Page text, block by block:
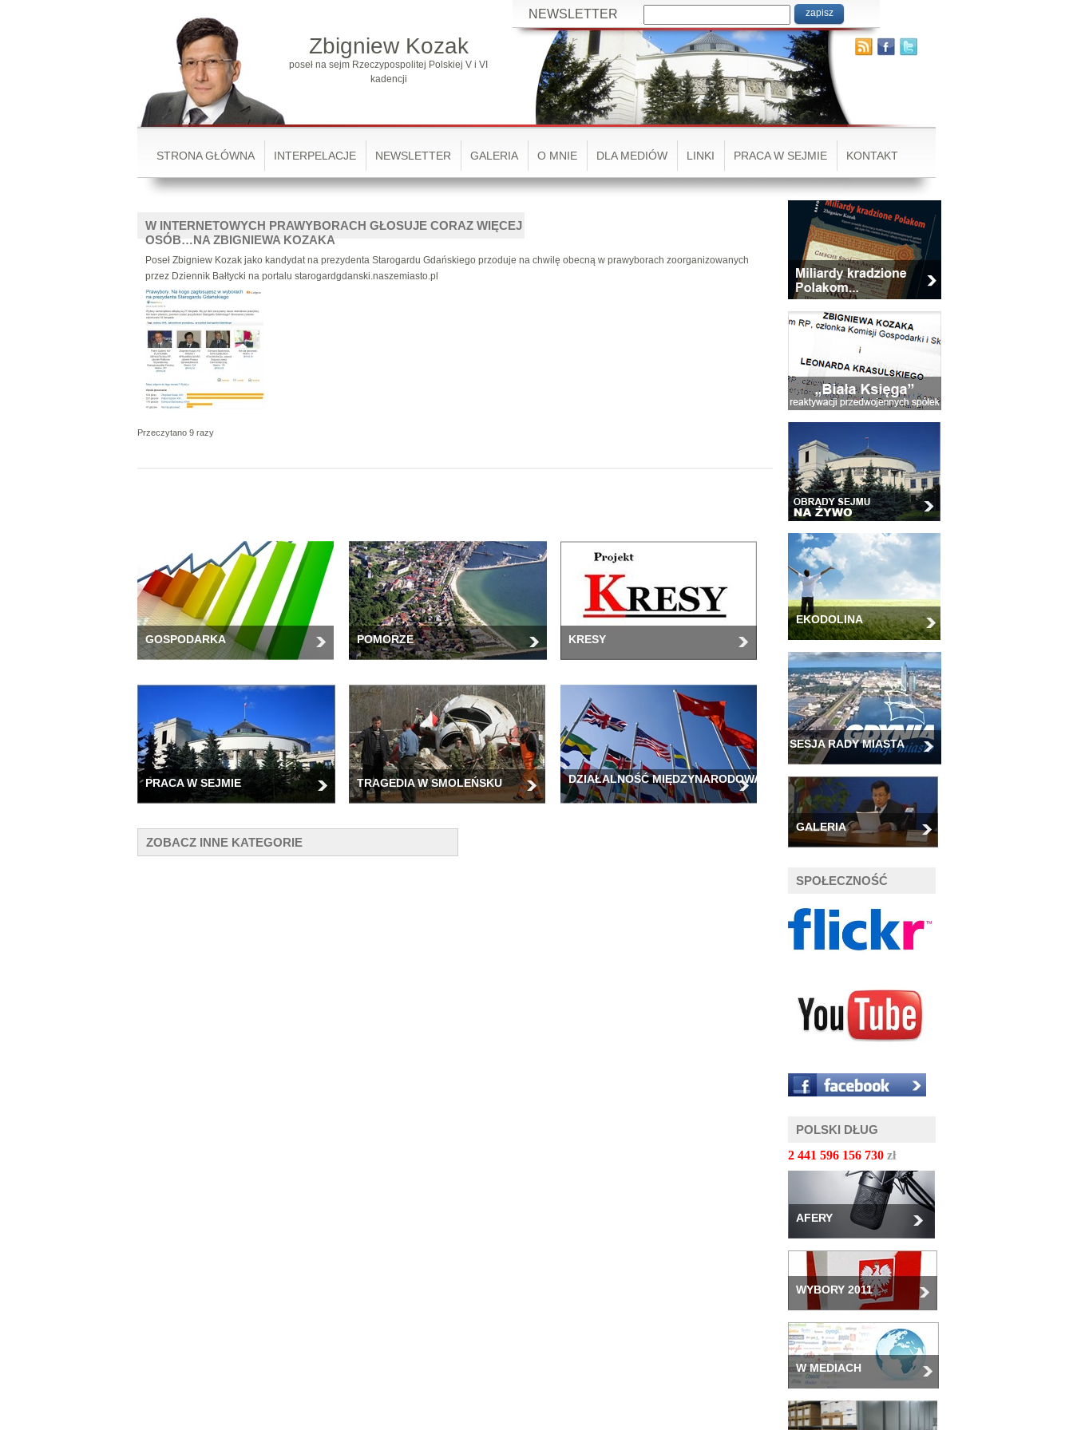
Zbigniew Kozak
poseł na sejm Rzeczypospolitej Polskiej V i VI
kadencji
NEWSLETTER
STRONA GŁÓWNA INTERPELACJE NEWSLETTER GALERIA O MNIE DLA MEDIÓW LINKI PRACA W SEJMIE KONTAKT
W INTERNETOWYCH PRAWYBORACH GŁOSUJE CORAZ WIĘCEJ
OSÓB…NA ZBIGNIEWA KOZAKA
Poseł Zbigniew Kozak jako kandydat na prezydenta Starogardu Gdańskiego przoduje na chwilę obecną w prawyborach zoorganizowanych
przez Dziennik Bałtycki na portalu starogardgdanski.naszemiasto.pl
Przeczytano 9 razy
GOSPODARKA POMORZE KRESY
PRACA W SEJMIE TRAGEDIA W SMOLEŃSKU DZIAŁALNOŚĆ MIĘDZYNARODOWA
ZOBACZ INNE KATEGORIE
EKODOLINA
SESJA RADY MIASTA
GALERIA
SPOŁECZNOŚĆ
POLSKI DŁUG
2 441 596 158 769 zł
AFERY
WYBORY 2011
W MEDIACH